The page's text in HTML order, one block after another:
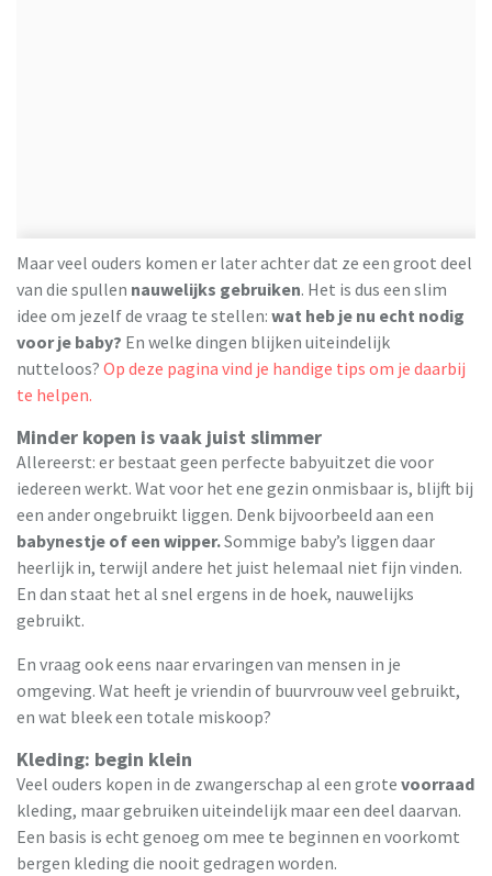
Maar veel ouders komen er later achter dat ze een groot deel
van die spullen nauwelijks gebruiken. Het is dus een slim
idee om jezelf de vraag te stellen: wat heb je nu echt nodig
voor je baby? En welke dingen blijken uiteindelijk
nutteloos? Op deze pagina vind je handige tips om je daarbij
te helpen.
Minder kopen is vaak juist slimmer
Allereerst: er bestaat geen perfecte babyuitzet die voor
iedereen werkt. Wat voor het ene gezin onmisbaar is, blijft bij
een ander ongebruikt liggen. Denk bijvoorbeeld aan een
babynestje of een wipper.Sommige baby’s liggen daar
heerlijk in, terwijl andere het juist helemaal niet fijn vinden.
En dan staat het al snel ergens in de hoek, nauwelijks
gebruikt.
En vraag ook eens naar ervaringen van mensen in je
omgeving. Wat heeft je vriendin of buurvrouw veel gebruikt,
en wat bleek een totale miskoop?
Kleding: begin klein
Veel ouders kopen in de zwangerschap al een grote voorraad
kleding, maar gebruiken uiteindelijk maar een deel daarvan.
Een basis is echt genoeg om mee te beginnen en voorkomt
bergen kleding die nooit gedragen worden.